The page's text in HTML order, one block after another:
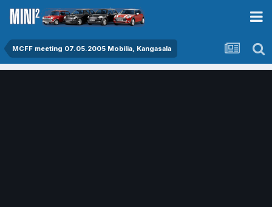
MCFF meeting 07.05.2005 Mobilia, Kangasala